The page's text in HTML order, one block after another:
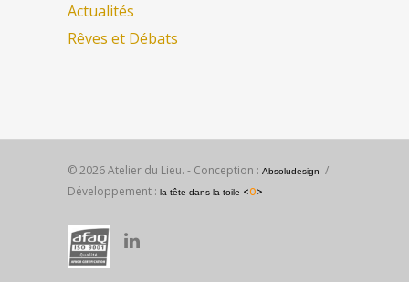
Actualités
Rêves et Débats
© 2026 Atelier du Lieu. - Conception : Absoludesign
/
Développement : la tête dans la toile <O>